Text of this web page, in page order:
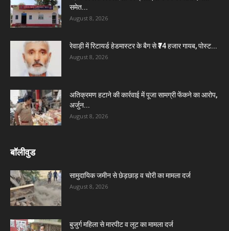
समेत...
August 8, 2026
रेवाड़ी में रिटायर्ड हेडमास्टर के बैग से ₹74 हजार गायब, पोस्ट...
August 8, 2026
अतिक्रमण हटाने की कार्रवाई में पूजा सामग्री फेंकने का आरोप,
अर्जुन...
August 8, 2026
बॉलीवुड
सामुदायिक जमीन से छेड़छाड़ व चोरी का मामला दर्ज
August 8, 2026
बुजुर्ग महिला से मारपीट व लूट का मामला दर्ज